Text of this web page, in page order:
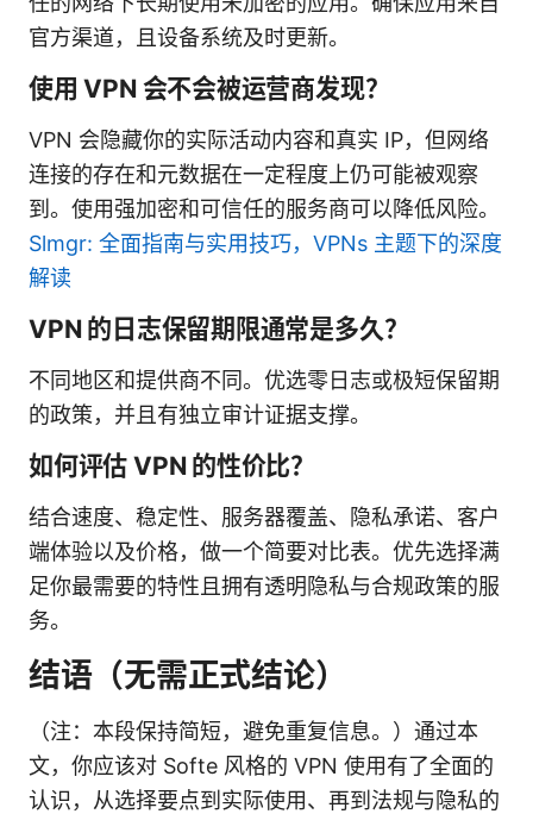
官方渠道，且设备系统及时更新。
使用 VPN 会不会被运营商发现？
VPN 会隐藏你的实际活动内容和真实 IP，但网络
连接的存在和元数据在一定程度上仍可能被观察
到。使用强加密和可信任的服务商可以降低风险。
Slmgr: 全面指南与实用技巧，VPNs 主题下的深度
解读
VPN 的日志保留期限通常是多久？
不同地区和提供商不同。优选零日志或极短保留期
的政策，并且有独立审计证据支撑。
如何评估 VPN 的性价比？
结合速度、稳定性、服务器覆盖、隐私承诺、客户
端体验以及价格，做一个简要对比表。优先选择满
足你最需要的特性且拥有透明隐私与合规政策的服
务。
结语（无需正式结论）
（注：本段保持简短，避免重复信息。）通过本
文，你应该对 Softe 风格的 VPN 使用有了全面的
认识，从选择要点到实际使用、再到法规与隐私的